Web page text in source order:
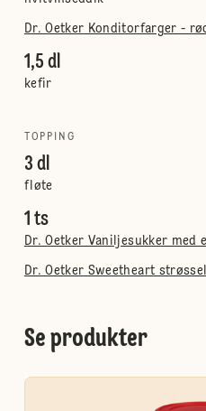
Dr. Oetker Konditorfarger -
1,5 dl
kefir
TOPPING
3 dl
fløte
1 ts
Dr. Oetker Vaniljesukker med
Dr. Oetker Sweetheart strøssel
Se produkter